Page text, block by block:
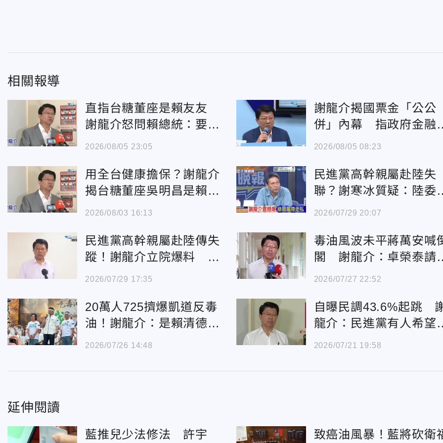
相關報導
直指台糖董座是賴友友
謝龍介怒問賴總統：要用
全台健康保他嗎？
2026/08/05 23:05
謝龍介揭國票金「公公
併」內幕 指政府金融
合利益龐大
2026/08/05 08:23
用全台健康擔保？謝龍介
揭台糖董座吳明昌是賴清
德「國王人馬」
2026/08/03 16:13
民進黨高幹親屬赴陸失
聯？謝寒冰質疑：陸委
一問三不知還要保密？
2026/07/29 20:07
民進黨高幹親屬赴陸傳失
蹤！謝龍介立院爆料 邱
垂正證實已獲報
2026/07/29 17:35
毒油風波未平蔣萬安喊
閣 謝龍介：卓榮泰請
最好、至少負責
2026/07/27 22:52
20萬人725擠爆凱道反毒
油！謝龍介：是賴清德逼
的！
2026/07/26 14:48
自曝民調43.6%起跳
龍介：民進黨有人希望
擋下陳亭妃
2026/07/21 19:58
延伸閱讀
藍推兒少法修法 許宇 致癌油風暴！藍將砍衛